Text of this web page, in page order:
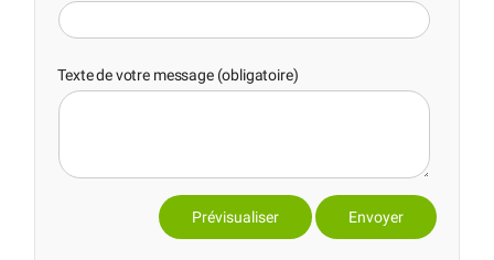
Texte de votre message (obligatoire)